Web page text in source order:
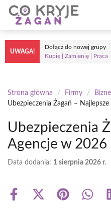
Przejdź
treści
UWAGA!
Dołącz do nowej grupy
Kupię | Zamienię | Praca
Strona główna / Firmy /
Ubezpieczenia Żagań –
Ubezpieczenia
Agencje w 2026
Data dodania: 1 sierpnia 2026 r.
Share
Share Share Share